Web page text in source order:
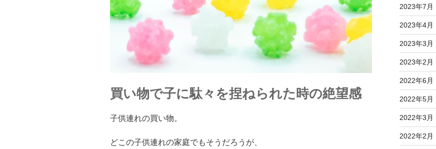
買い物で子に駄々を捏ねられた時の絶望感
子供連れの買い物。
どこの子供連れの家庭でもそうだろうが、
2023年7月
2023年4月
2023年3月
2023年2月
2022年6月
2022年5月
2022年3月
2022年2月